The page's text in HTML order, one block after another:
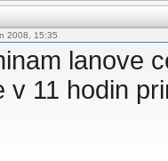
2008, 15:35
lanove
v 11 hodin